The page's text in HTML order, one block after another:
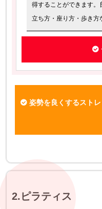
得することができます。
立ち方・座り方・歩き方
姿勢を良くするスト
2.ピラティス